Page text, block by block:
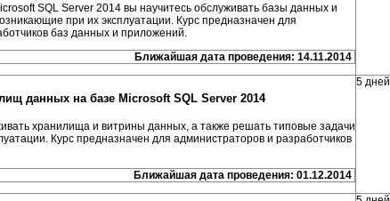
SQL Server 2014 вы научитесь обслуживать базы данных и
при их эксплуатации. Курс предназначен для
баз данных и приложений.
Ближайшая дата проведения: 14.11.2014
данных на базе Microsoft SQL Server 2014
хранилища и витрины данных, а также решать типовые задачи
Курс предназначен для администраторов и разработчиков
Ближайшая дата проведения: 01.12.2014
5 дней